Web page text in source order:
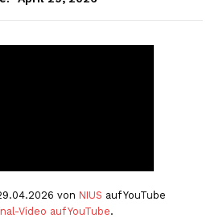
von NIUS auf YouTube
Video auf YouTube.